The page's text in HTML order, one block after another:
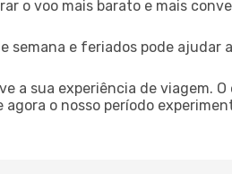
o voo mais barato e mais
semana e feriados pode ajudar
a sua experiência de viagem. O
o nosso período